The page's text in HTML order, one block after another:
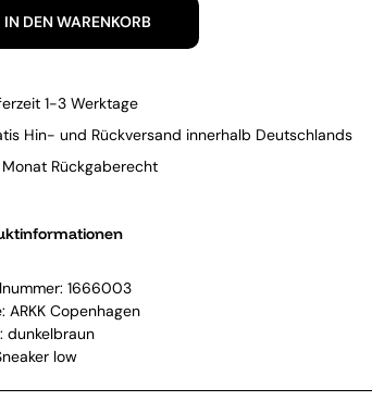
IN DEN WARENKORB
1-3 Werktage
Hin- und Rückversand innerhalb Deutschlands
Rückgaberecht
1666003
ARKK Copenhagen
dunkelbraun
low